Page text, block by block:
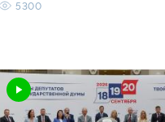
5300